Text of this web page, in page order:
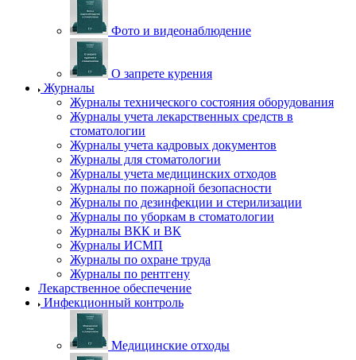
Фото и видеонаблюдение
О запрете курения
Журналы
Журналы технического состояния оборудования
Журналы учета лекарственных средств в
стоматологии
Журналы учета кадровых документов
Журналы для стоматологии
Журналы учета медицинских отходов
Журналы по пожарной безопасности
Журналы по дезинфекции и стерилизации
Журналы по уборкам в стоматологии
Журналы ВКК и ВК
Журналы ИСМП
Журналы по охране труда
Журналы по рентгену
Лекарственное обеспечение
Инфекционный контроль
Медицинские отходы